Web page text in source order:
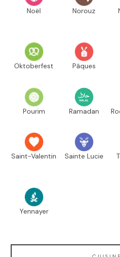
Noël Norouz
Oktoberfest Pâques
Pourim Ramadan
Saint-Valentin Sainte Lucie
Yennayer